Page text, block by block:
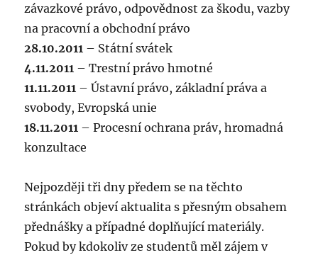
závazkové právo, odpovědnost za škodu, vazby
na pracovní a obchodní právo
28.10.2011 – Státní svátek
4.11.2011 – Trestní právo hmotné
11.11.2011 – Ústavní právo, základní práva a
svobody, Evropská unie
18.11.2011 – Procesní ochrana práv, hromadná
konzultace
Nejpozději tři dny předem se na těchto
stránkách objeví aktualita s přesným obsahem
přednášky a případné doplňující materiály.
Pokud by kdokoliv ze studentů měl zájem v